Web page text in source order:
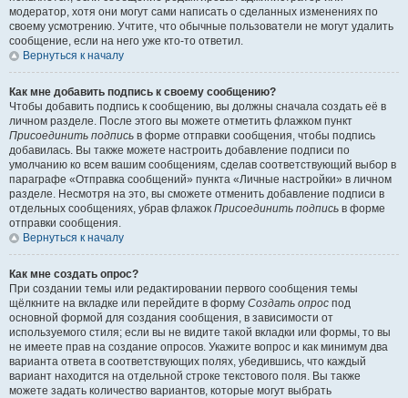
модератор, хотя они могут сами написать о сделанных изменениях по
своему усмотрению. Учтите, что обычные пользователи не могут удалить
сообщение, если на него уже кто-то ответил.
Вернуться к началу
Как мне добавить подпись к своему сообщению?
Чтобы добавить подпись к сообщению, вы должны сначала создать её в
личном разделе. После этого вы можете отметить флажком пункт
Присоединить подпись в форме отправки сообщения, чтобы подпись
добавилась. Вы также можете настроить добавление подписи по
умолчанию ко всем вашим сообщениям, сделав соответствующий выбор в
параграфе «Отправка сообщений» пункта «Личные настройки» в личном
разделе. Несмотря на это, вы сможете отменить добавление подписи в
отдельных сообщениях, убрав флажок Присоединить подпись в форме
отправки сообщения.
Вернуться к началу
Как мне создать опрос?
При создании темы или редактировании первого сообщения темы
щёлкните на вкладке или перейдите в форму Создать опрос под
основной формой для создания сообщения, в зависимости от
используемого стиля; если вы не видите такой вкладки или формы, то вы
не имеете прав на создание опросов. Укажите вопрос и как минимум два
варианта ответа в соответствующих полях, убедившись, что каждый
вариант находится на отдельной строке текстового поля. Вы также
можете задать количество вариантов, которые могут выбрать